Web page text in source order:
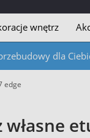
wnętrz
dla
edge